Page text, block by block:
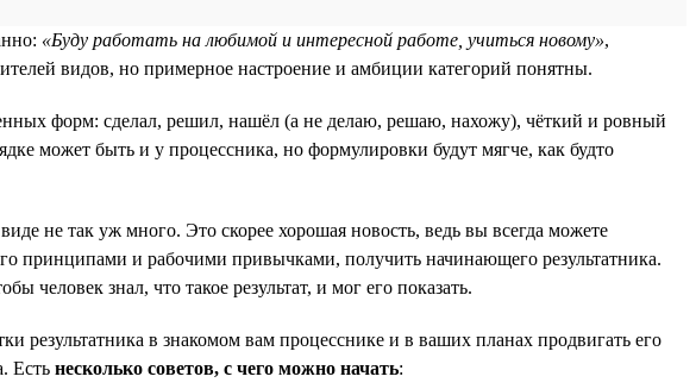
«Буду работать на любимой и интересной работе, учиться новому»,
видов, но примерное настроение и амбиции категорий понятны.
форм: сделал, решил, нашёл (а не делаю, решаю, нахожу), чёткий и ровный
может быть и у процессника, но формулировки будут мягче, как будто
не так уж много. Это скорее хорошая новость, ведь вы всегда можете
принципами и рабочими привычками, получить начинающего результатника.
человек знал, что такое результат, и мог его показать.
результатника в знакомом вам процесснике и в ваших планах продвигать его
Есть несколько советов, с чего можно начать: